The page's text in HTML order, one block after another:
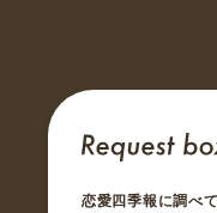
恋愛四季報に調べ